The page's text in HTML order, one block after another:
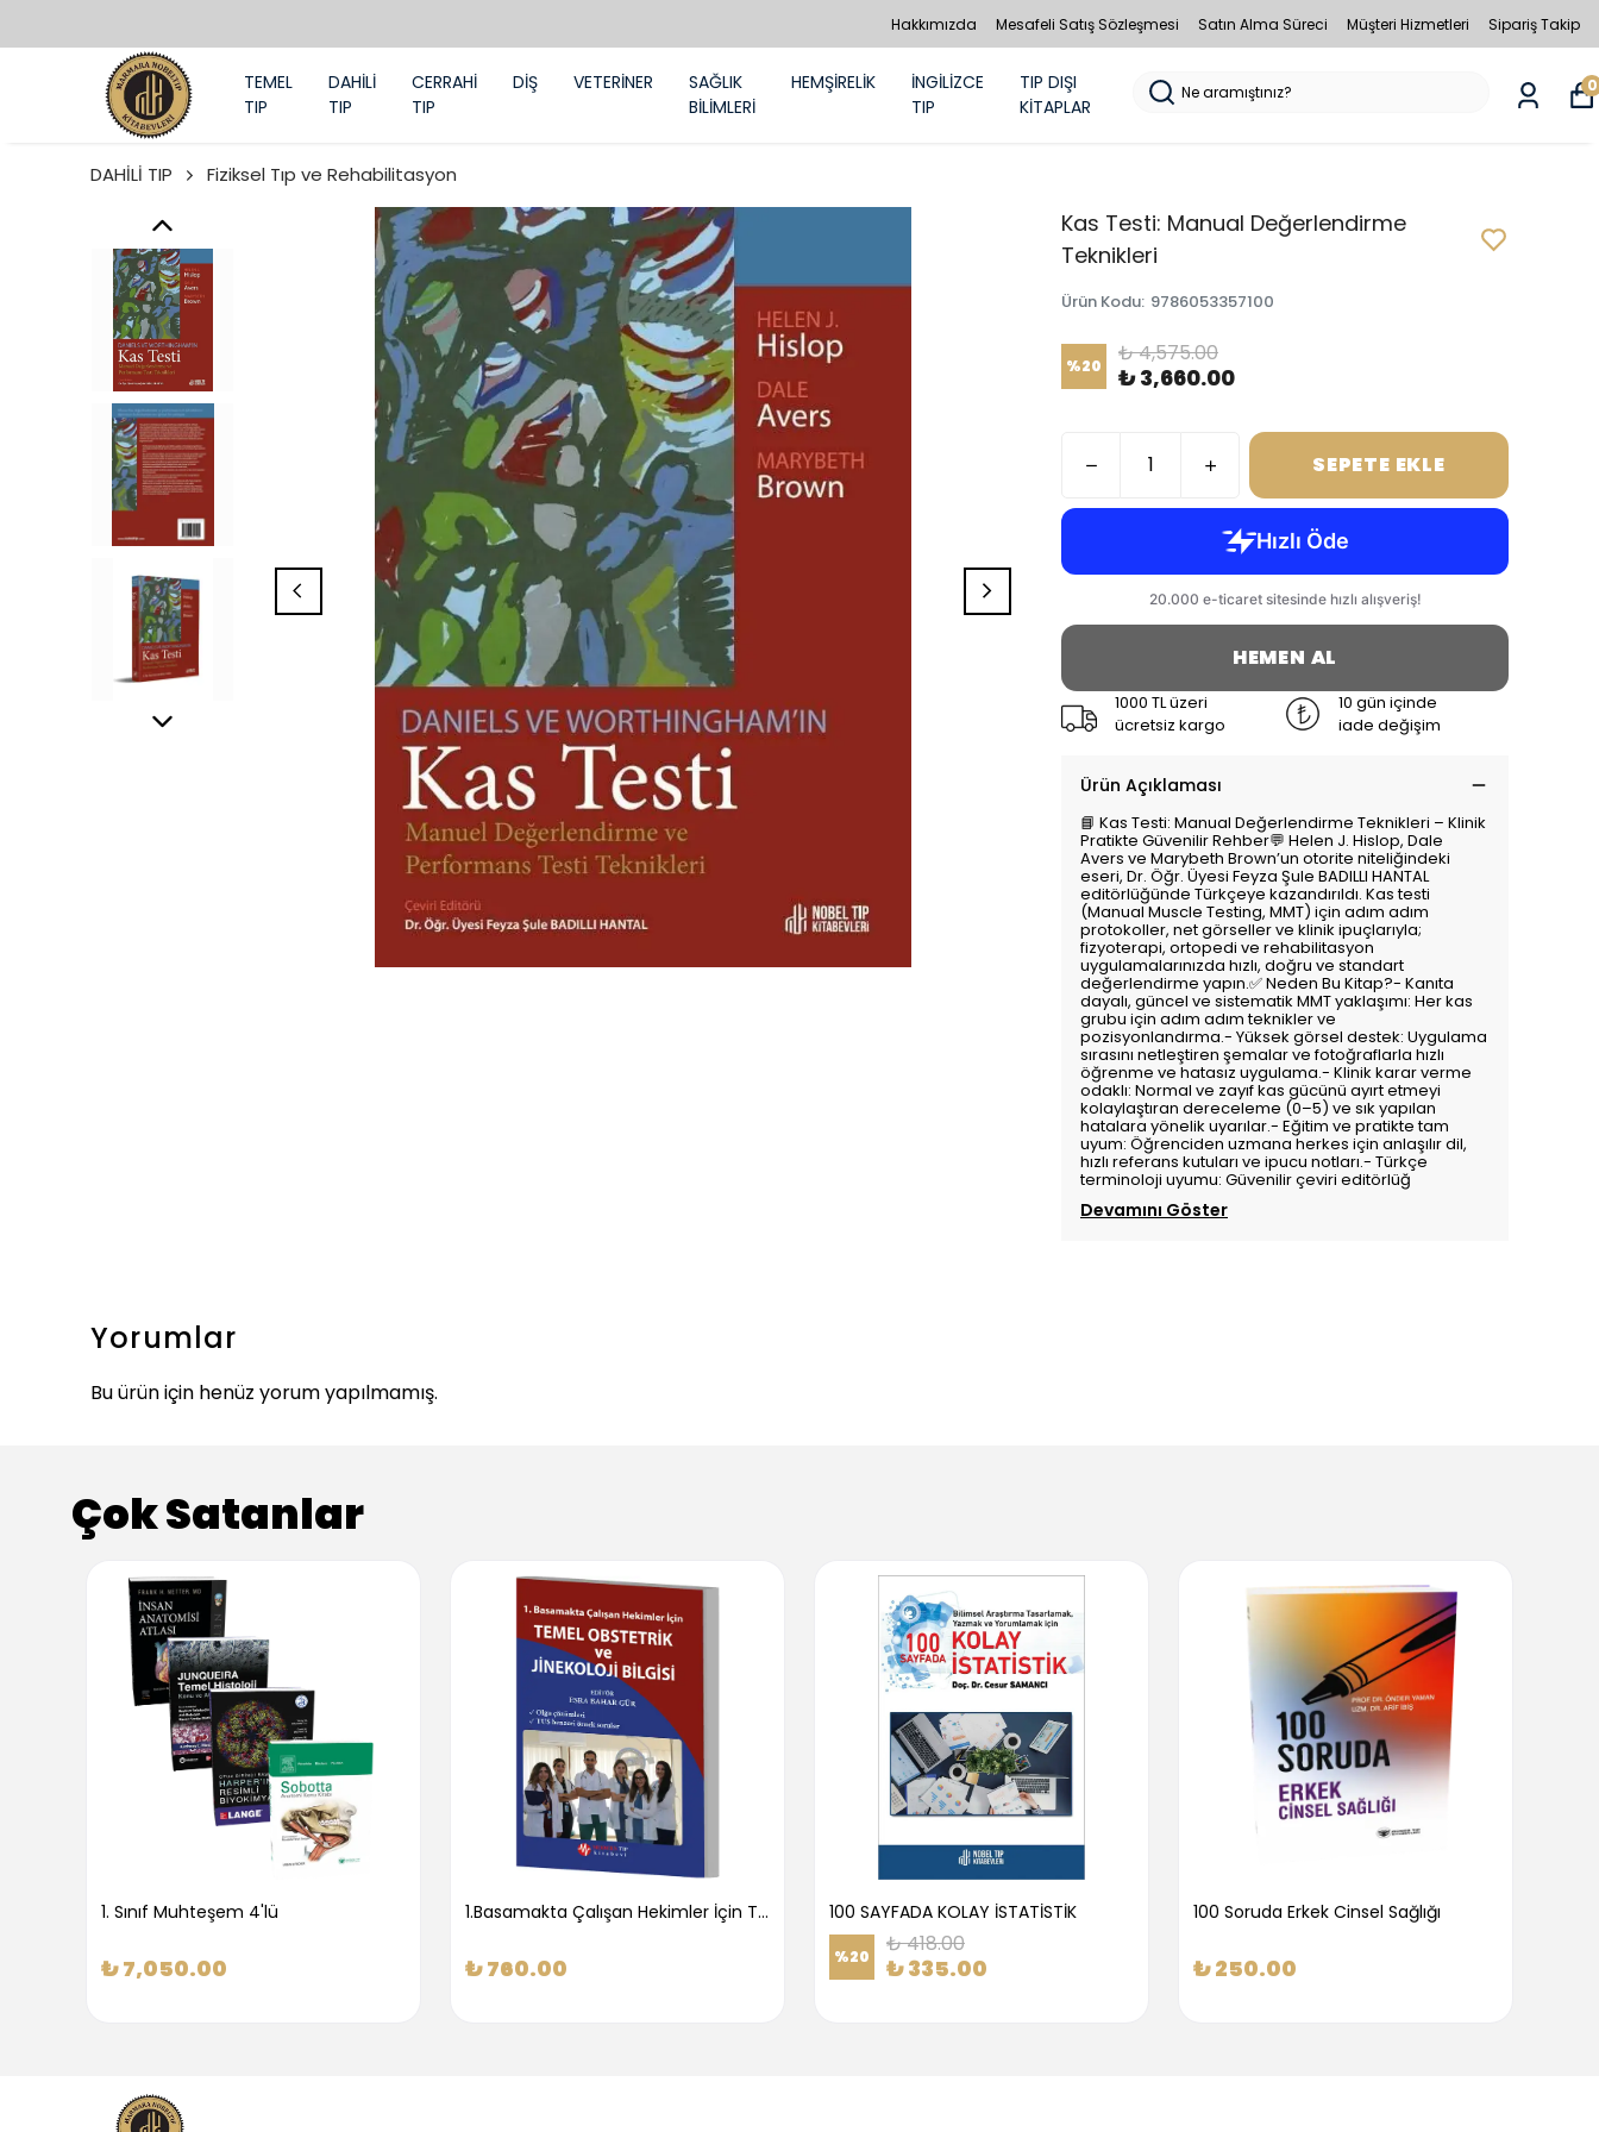
Hakkımızda Mesafeli Satış Sözleşmesi Satın Alma Süreci Müşteri Hizmetleri Sipariş Takip
TEMEL
TIP
DAHİLİ
TIP
CERRAHİ
TIP
DİŞ VETERİNER
SAĞLIK
BİLİMLERİ
HEMŞİRELİK
İNGİLİZCE
TIP
TIP DIŞI
KİTAPLAR
0
DAHİLİ TIP Fiziksel Tıp ve Rehabilitasyon
Kas Testi: Manual Değerlendirme
Teknikleri
Ürün Kodu: 9786053357100
%20 ₺ 4,575.00
₺ 3,660.00
SEPETE EKLE
HEMEN AL
1000 TL üzeri
ücretsiz kargo
10 gün içinde
iade değişim
Ürün Açıklaması
📘 Kas Testi: Manual Değerlendirme Teknikleri – Klinik
Pratikte Güvenilir Rehber💬 Helen J. Hislop, Dale
Avers ve Marybeth Brown’un otorite niteliğindeki
eseri, Dr. Öğr. Üyesi Feyza Şule BADILLI HANTAL
editörlüğünde Türkçeye kazandırıldı. Kas testi
(Manual Muscle Testing, MMT) için adım adım
protokoller, net görseller ve klinik ipuçlarıyla;
fizyoterapi, ortopedi ve rehabilitasyon
uygulamalarınızda hızlı, doğru ve standart
değerlendirme yapın.✅ Neden Bu Kitap?- Kanıta
dayalı, güncel ve sistematik MMT yaklaşımı: Her kas
grubu için adım adım teknikler ve
pozisyonlandırma.- Yüksek görsel destek: Uygulama
sırasını netleştiren şemalar ve fotoğraflarla hızlı
öğrenme ve hatasız uygulama.- Klinik karar verme
odaklı: Normal ve zayıf kas gücünü ayırt etmeyi
kolaylaştıran dereceleme (0–5) ve sık yapılan
hatalara yönelik uyarılar.- Eğitim ve pratikte tam
uyum: Öğrenciden uzmana herkes için anlaşılır dil,
hızlı referans kutuları ve ipucu notları.- Türkçe
terminoloji uyumu: Güvenilir çeviri editörlüğ
Devamını Göster
Yorumlar
Bu ürün için henüz yorum yapılmamış.
Çok Satanlar
1. Sınıf Muhteşem 4'lü
₺ 7,050.00
1.Basamakta Çalışan Hekimler İçin Temel Obstetrik Ve Jinekoloji Bilgisi
₺ 760.00
100 SAYFADA KOLAY İSTATİSTİK
%20 ₺ 418.00
₺ 335.00
100 Soruda Erkek Cinsel Sağlığı
₺ 250.00